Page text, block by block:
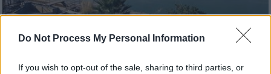
Do Not Process My Personal Information
If you wish to opt-out of the sale, sharing to third parties, or